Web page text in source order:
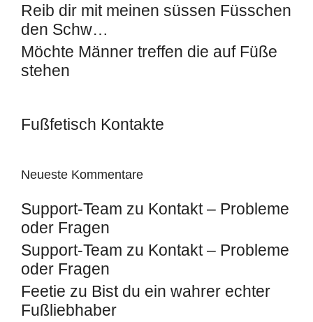
Reib dir mit meinen süssen Füsschen
den Schw…
Möchte Männer treffen die auf Füße
stehen
Fußfetisch Kontakte
Neueste Kommentare
Support-Team zu Kontakt – Probleme
oder Fragen
Support-Team zu Kontakt – Probleme
oder Fragen
Feetie zu Bist du ein wahrer echter
Fußliebhaber